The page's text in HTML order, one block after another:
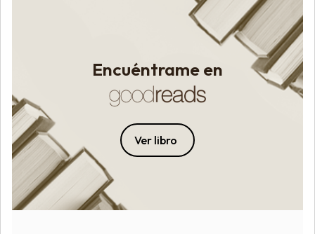
Encuéntrame en
Ver libro